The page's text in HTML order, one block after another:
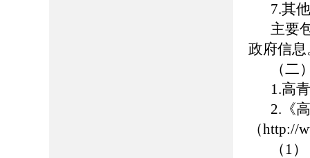
7.其
主要
政府信息
（二
1.高
2.《
（http://
（1